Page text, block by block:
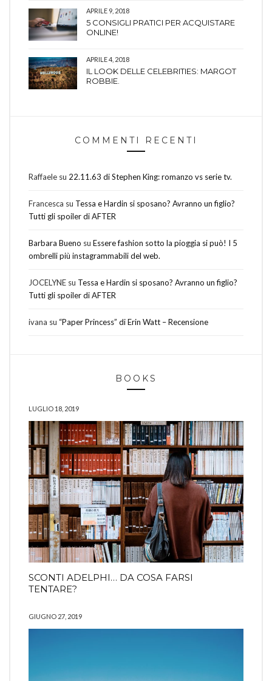
APRILE 9, 2018
5 CONSIGLI PRATICI PER ACQUISTARE
ONLINE!
APRILE 4, 2018
IL LOOK DELLE CELEBRITIES: MARGOT
ROBBIE.
COMMENTI RECENTI
Raffaele su 22.11.63 di Stephen King: romanzo vs serie tv.
Francesca su Tessa e Hardin si sposano? Avranno un figlio?
Tutti gli spoiler di AFTER
Barbara Bueno su Essere fashion sotto la pioggia si può! I 5
ombrelli più instagrammabili del web.
JOCELYNE su Tessa e Hardin si sposano? Avranno un figlio?
Tutti gli spoiler di AFTER
ivana su “Paper Princess” di Erin Watt – Recensione
BOOKS
LUGLIO 18, 2019
SCONTI ADELPHI… DA COSA FARSI
TENTARE?
GIUGNO 27, 2019